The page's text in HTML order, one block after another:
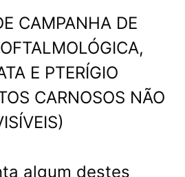
CAMPANHA DE
E PTERÍGIO
CARNOSOS NÃO
algum destes